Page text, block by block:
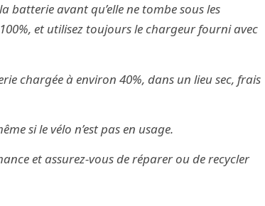
avant qu’elle ne tombe sous les
et utilisez toujours le chargeur fourni avec
chargée à environ 40%, dans un lieu sec, frais
si le vélo n’est pas en usage.
et assurez-vous de réparer ou de recycler